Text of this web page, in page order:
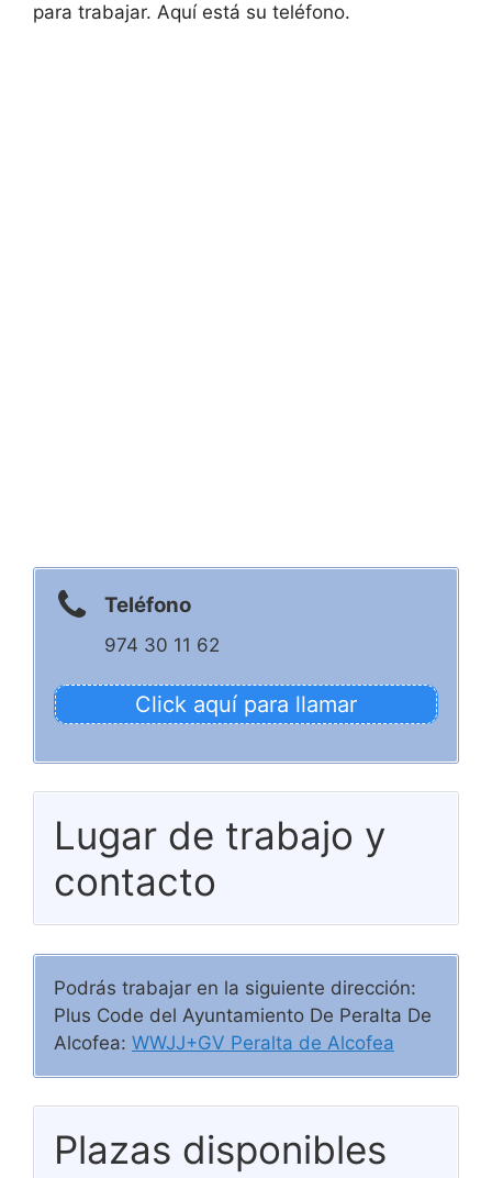
para trabajar. Aquí está su teléfono.
Teléfono
974 30 11 62
Click aquí para llamar
Lugar de trabajo y
contacto
Podrás trabajar en la siguiente dirección:
Plus Code del Ayuntamiento De Peralta De
Alcofea: WWJJ+GV Peralta de Alcofea
Plazas disponibles